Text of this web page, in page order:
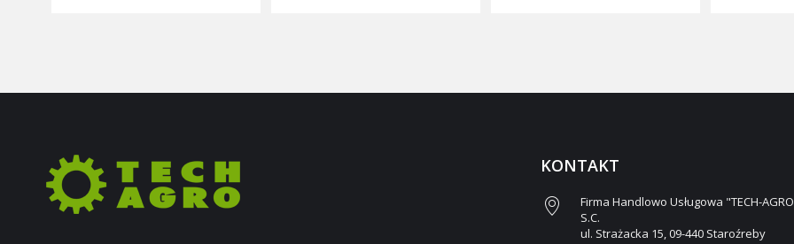
KONTAKT
Firma Handlowo Usługowa "TECH-
S.C.
ul. Strażacka 15, 09-440 Staroźreby